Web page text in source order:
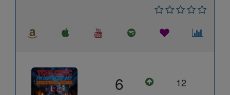
6 12